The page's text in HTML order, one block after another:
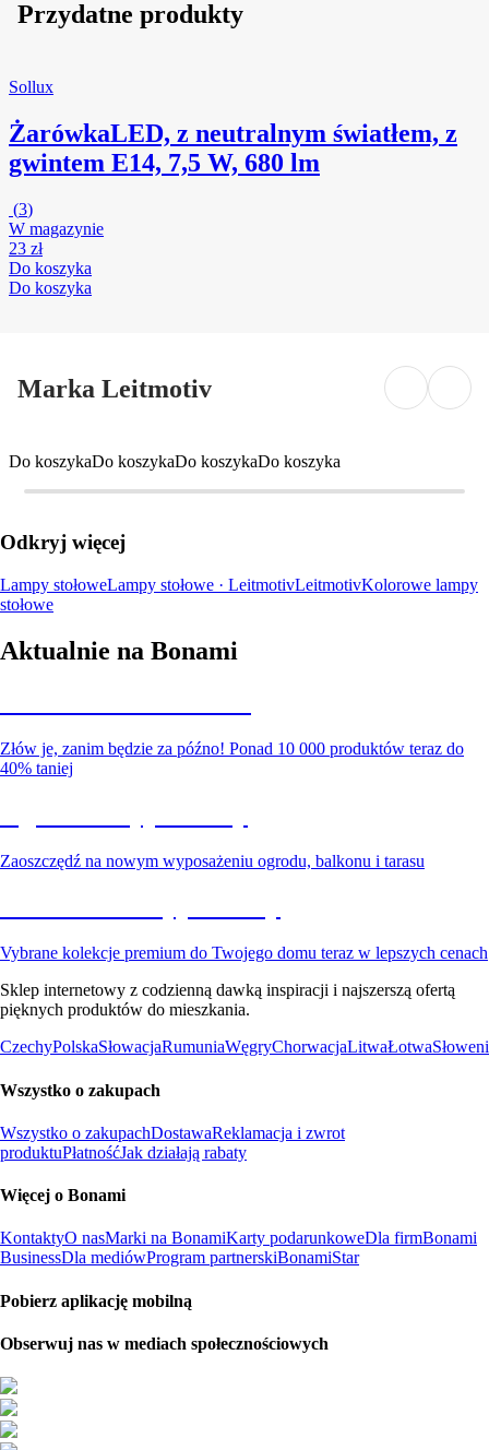
Przydatne produkty
Sollux
ŻarówkaLED, z neutralnym światłem, z
gwintem E14, 7,5 W, 680 lm
(3)
W magazynie
23 zł
Do koszyka
Do koszyka
Marka Leitmotiv
Do koszykaDo koszykaDo koszykaDo koszyka
Odkryj więcej
Lampy stołoweLampy stołowe · LeitmotivLeitmotivKolorowe lampy
stołowe
Aktualnie na Bonami
Złów je, zanim będzie za późno! Ponad 10 000 produktów teraz do
40% taniej
Zaoszczędź na nowym wyposażeniu ogrodu, balkonu i tarasu
Vybrane kolekcje premium do Twojego domu teraz w lepszych cenach
Sklep internetowy z codzienną dawką inspiracji i najszerszą ofertą
pięknych produktów do mieszkania.
CzechyPolskaSłowacjaRumuniaWęgryChorwacjaLitwaŁotwa
Wszystko o zakupach
Wszystko o zakupachDostawaReklamacja i zwrot
produktuPłatnośćJak działają rabaty
Więcej o Bonami
KontaktyO nasMarki na BonamiKarty podarunkoweDla firmBonami
BusinessDla mediówProgram partnerskiBonamiStar
Pobierz aplikację mobilną
Obserwuj nas w mediach społecznościowych